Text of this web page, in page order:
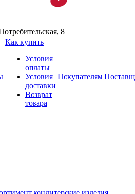
8
Как купить
Условия
оплаты
Условия
доставки
Возврат
товара
Покупателям
кондитерские изделия